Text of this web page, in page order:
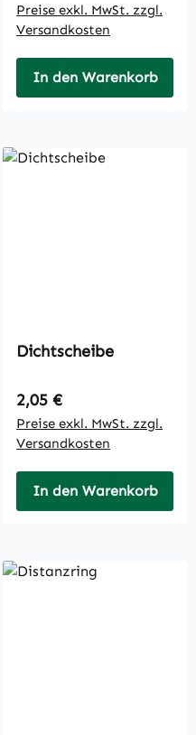
Preise exkl. MwSt. zzgl.
Versandkosten
In den Warenkorb
Dichtscheibe
Regulärer Preis:
2,05 €
Preise exkl. MwSt. zzgl.
Versandkosten
In den Warenkorb